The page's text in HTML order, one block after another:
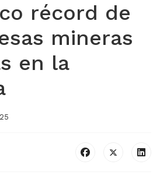
récord de
mineras
en la